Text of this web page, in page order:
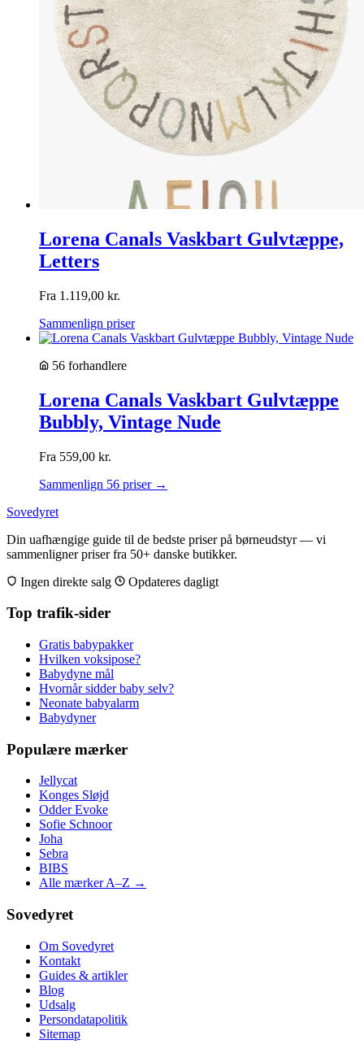
Lorena Canals Vaskbart Gulvtæppe,
Letters
Fra 1.119,00 kr.
Sammenlign priser
56 forhandlere
Lorena Canals Vaskbart Gulvtæppe
Bubbly, Vintage Nude
Fra 559,00 kr.
Sammenlign 56 priser →
Sovedyret
Din uafhængige guide til de bedste priser på børneudstyr — vi
sammenligner priser fra 50+ danske butikker.
Ingen direkte salg
Opdateres dagligt
Top trafik-sider
Gratis babypakker
Hvilken voksipose?
Babydyne mål
Hvornår sidder baby selv?
Neonate babyalarm
Babydyner
Populære mærker
Jellycat
Konges Sløjd
Odder Evoke
Sofie Schnoor
Joha
Sebra
BIBS
Alle mærker A–Z →
Sovedyret
Om Sovedyret
Kontakt
Guides & artikler
Blog
Udsalg
Persondatapolitik
Sitemap